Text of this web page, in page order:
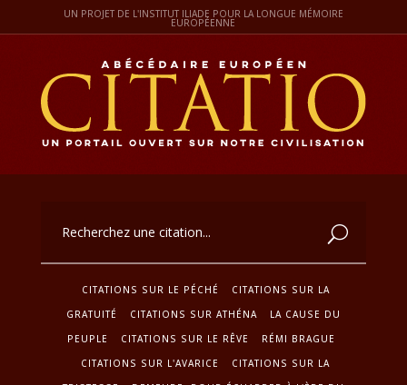
UN PROJET DE L'INSTITUT ILIADE POUR LA LONGUE MÉMOIRE
EUROPÉENNE
CITATIONS SUR LE PÉCHÉ
CITATIONS SUR LA
GRATUITÉ
CITATIONS SUR ATHÉNA
LA CAUSE DU
PEUPLE
CITATIONS SUR LE RÊVE
RÉMI BRAGUE
CITATIONS SUR L'AVARICE
CITATIONS SUR LA